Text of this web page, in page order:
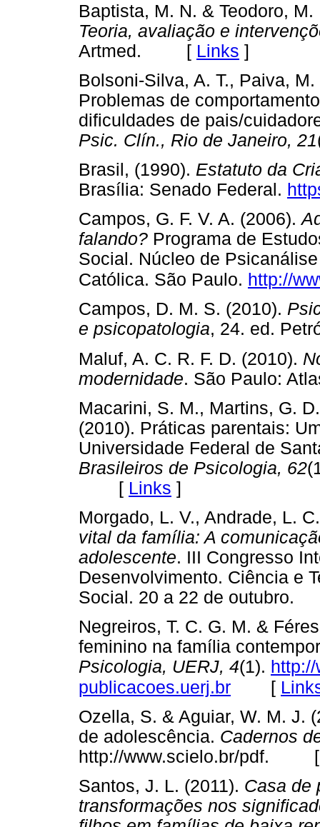
Baptista, M. N. & Teodoro,
Teoria, avaliação e
Artmed. [ Links ]
Bolsoni-Silva, A. T., Paiva,
Problemas de
dificuldades de pais/
Psic. Clín., Rio de Janeiro, 21
Brasil, (1990). Estatuto da
Brasília: Senado Federal.
Campos, G. F. V. A. (2006).
falando? Programa de
Social. Núcleo de
Católica. São Paulo. http://
Campos, D. M. S. (2010).
e psicopatologia, 24. ed.
Maluf, A. C. R. F. D. (2010).
modernidade. São Paulo:
Macarini, S. M., Martins, G.
(2010). Práticas parentais:
Universidade Federal de
Brasileiros de Psicologia, 62
[ Links ]
Morgado, L. V., Andrade, L.
vital da família: A
adolescente. III Congresso
Desenvolvimento. Ciência e
Social. 20 a 22 de
Negreiros, T. C. G. M. &
feminino na família
Psicologia, UERJ, 4(1).
publicacoes.uerj.br [
Ozella, S. & Aguiar, W. M. J.
de adolescência. Cadernos
http://www.scielo.br/pdf.
Santos, J. L. (2011). Casa de
transformações nos